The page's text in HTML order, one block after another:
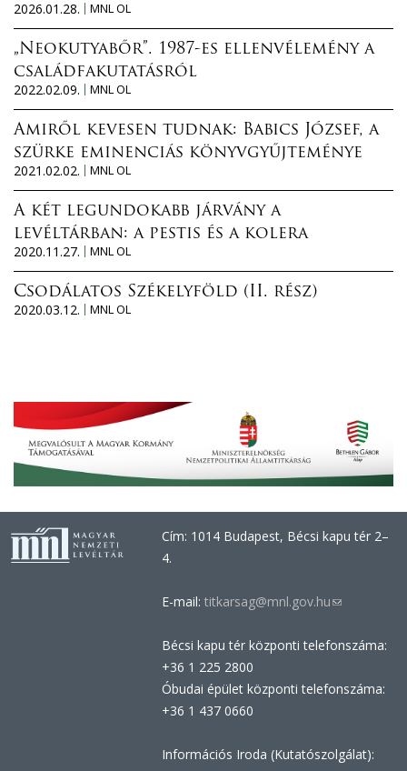
2026.01.28.
MNL OL
„Neokutyabőr”. 1987-es ellenvélemény a
családfakutatásról
2022.02.09.
MNL OL
Amiről kevesen tudnak: Babics József, a
szürke eminenciás könyvgyűjteménye
2021.02.02.
MNL OL
A két legundokabb járvány a
levéltárban: a pestis és a kolera
2020.11.27.
MNL OL
Csodálatos Székelyföld (II. rész)
2020.03.12.
MNL OL
Cím: 1014 Budapest, Bécsi kapu tér 2–
4.
E-mail: titkarsag@mnl.gov.hu(link
e-
Bécsi kapu tér központi telefonszáma:
+36 1 225 2800
Óbudai épület központi telefonszáma:
+36 1 437 0660
Információs Iroda (Kutatószolgálat):